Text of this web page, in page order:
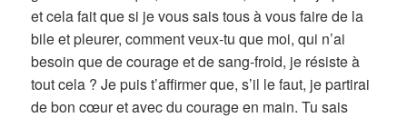
et cela fait que si je vous sais tous à vous faire de la
bile et pleurer, comment veux-tu que moi, qui n’ai
besoin que de courage et de sang-froid, je résiste à
tout cela ? Je puis t’affirmer que, s’il le faut, je partirai
de bon cœur et avec du courage en main. Tu sais